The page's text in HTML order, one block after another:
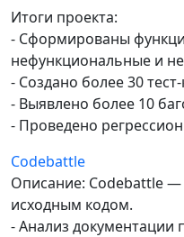
Итоги проекта:
- Сформированы
нефункциональные и
- Создано более 30
- Выявлено более 10
- Проведено
Codebattle
Описание: Codebattle —
исходным кодом.
- Анализ документации